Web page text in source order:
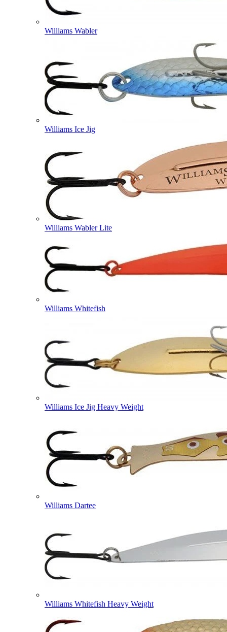
Williams Wabler
Williams Ice Jig
Williams Wabler Lite
Williams Whitefish
Williams Ice Jig Heavy Weight
Williams Dartee
Williams Whitefish Heavy Weight